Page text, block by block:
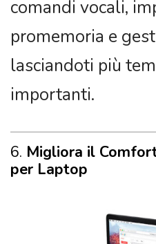
comandi vocali,
promemoria e
lasciandoti più
importanti.
6. Migliora il
per Laptop